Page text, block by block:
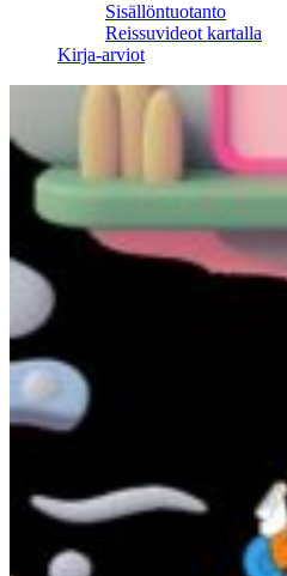
Sisällöntuotanto
Reissuvideot kartalla
Kirja-arviot